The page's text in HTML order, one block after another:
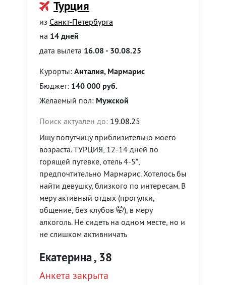
Турция
из Санкт-Петербурга
на 14 дней
дата вылета 16.08 - 30.08.25
Курорты: Анталия, Мармарис
Бюджет: 140 000 руб.
Желаемый пол: Мужской
Поиск актуален до: 19.08.25
Екатерина, 38
Анкета закрыта
Ищу попутчицу приблизительно моего
возраста. ТУРЦИЯ, 12-14 дней по
горящей путевке, отель 4-5*,
предпочтительно Мармарис. Хотелось бы
найти девушку, близкого по интересам. В
меру активный отдых (прогулки,
общение, без клубов 🤭), в меру
алкоголь. Не сидеть на одном месте, но и
не слишком активничать